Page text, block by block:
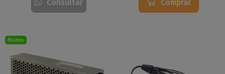
Consultar Comprar
Nuevo